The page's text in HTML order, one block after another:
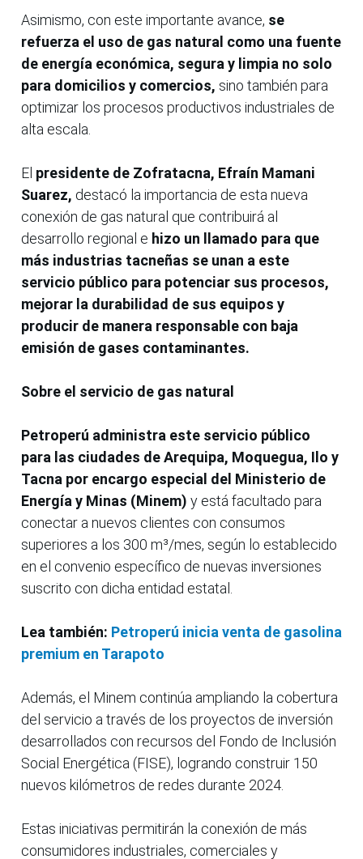
Asimismo, con este importante avance, se
refuerza el uso de gas natural como una fuente
de energía económica, segura y limpia no solo
para domicilios y comercios, sino también para
optimizar los procesos productivos industriales de
alta escala.
El presidente de Zofratacna, Efraín Mamani
Suarez, destacó la importancia de esta nueva
conexión de gas natural que contribuirá al
desarrollo regional e hizo un llamado para que
más industrias tacneñas se unan a este
servicio público para potenciar sus procesos,
mejorar la durabilidad de sus equipos y
producir de manera responsable con baja
emisión de gases contaminantes.
Sobre el servicio de gas natural
Petroperú administra este servicio público
para las ciudades de Arequipa, Moquegua, Ilo y
Tacna por encargo especial del Ministerio de
Energía y Minas (Minem) y está facultado para
conectar a nuevos clientes con consumos
superiores a los 300 m³/mes, según lo establecido
en el convenio específico de nuevas inversiones
suscrito con dicha entidad estatal.
Lea también: Petroperú inicia venta de gasolina
premium en Tarapoto
Además, el Minem continúa ampliando la cobertura
del servicio a través de los proyectos de inversión
desarrollados con recursos del Fondo de Inclusión
Social Energética (FISE), logrando construir 150
nuevos kilómetros de redes durante 2024.
Estas iniciativas permitirán la conexión de más
consumidores industriales, comerciales y